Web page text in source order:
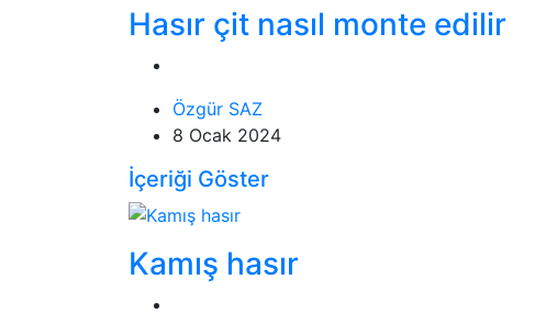
Hasır çit nasıl monte edilir
Özgür SAZ
8 Ocak 2024
İçeriği Göster
Kamış hasır